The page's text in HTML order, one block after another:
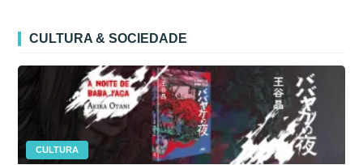
CULTURA & SOCIEDADE
CULTURA